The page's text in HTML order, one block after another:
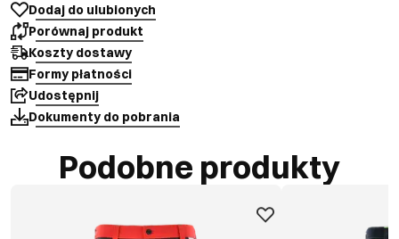
Dodaj do ulubionych
Porównaj produkt
Koszty dostawy
Formy płatności
Udostępnij
Dokumenty do pobrania
Podobne produkty